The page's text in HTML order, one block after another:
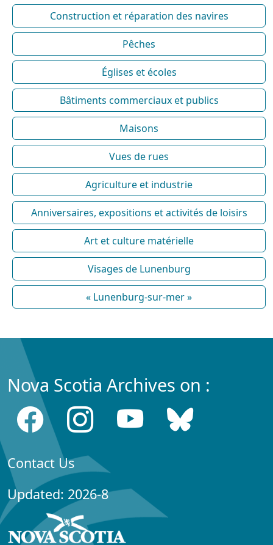
Construction et réparation des navires
Pêches
Églises et écoles
Bâtiments commerciaux et publics
Maisons
Vues de rues
Agriculture et industrie
Anniversaires, expositions et activités de loisirs
Art et culture matérielle
Visages de Lunenburg
« Lunenburg-sur-mer »
Nova Scotia Archives on :
Contact Us
Updated: 2026-8